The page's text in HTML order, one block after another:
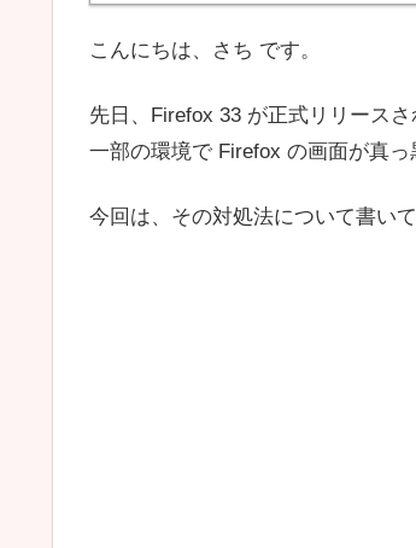
こんにちは、さち です。
先日、Firefox 33 が正式リリース
一部の環境で Firefox の画面が真っ
今回は、その対処法について書いて